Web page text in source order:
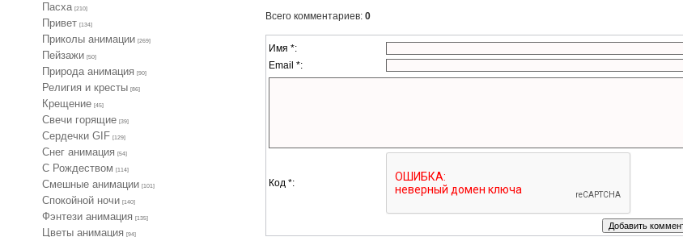
Пасха [210]
Привет [134]
Приколы анимации [269]
Пейзажи [50]
Природа анимация [90]
Религия и кресты [86]
Крещение [45]
Свечи горящие [39]
Сердечки GIF [129]
Снег анимация [54]
С Рождеством [114]
Смешные анимации [101]
Спокойной ночи [140]
Фэнтези анимация [135]
Цветы анимация [94]
Всего комментариев:0
Имя *:
Email *:
Код *: